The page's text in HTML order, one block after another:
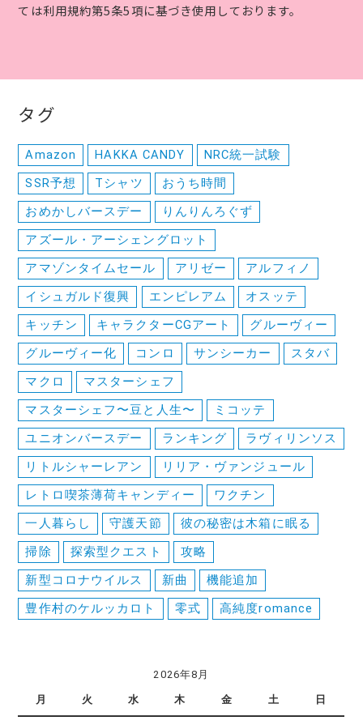
ては利用規約第5条5項に基づき使用しております。
タグ
Amazon HAKKA CANDY
NRC統一試験
SSR予想
Tシャツ
おうち時間
おめかしバースデー
りんりんろぐず
アズール・アーシェングロット
アマゾンタイムセール
アリゼー
アルフィノ
イシュガルド復興
エンピレアム
オスッテ
キッチン
キャラクターCGアート
グルーヴィー
グルーヴィー化
コンロ サンシーカー
スタバ
マクロ
マスターシェフ
マスターシェフ〜豆と人生〜
ミコッテ
ユニオンバースデー
ランキング
ラヴィリンソス
リトルシャーレアン
リリア・ヴァンジュール
レトロ喫茶薄荷キャンディー
ワクチン
一人暮らし
守護天節
彼の秘密は木箱に眠る
掃除
探索型クエスト
攻略
新型コロナウイルス
新曲
機能追加
豊作村のケルッカロト
零式 高純度romance
2026年8月
月 火 水 木 金 土 日